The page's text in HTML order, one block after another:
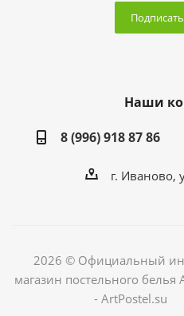
Наши
8 (996) 918 87 86
г. Иваново,
2026 © Официальный
магазин постельного белья
- ArtPostel.su